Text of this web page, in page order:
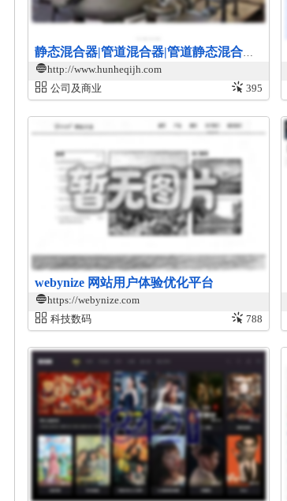
静态混合器|管道混合器|管道静态混合器厂家|南通江汉石化设备有限公司
http://www.hunheqijh.com
公司及商业
395
webynize 网站用户体验优化平台
https://webynize.com
科技数码
788